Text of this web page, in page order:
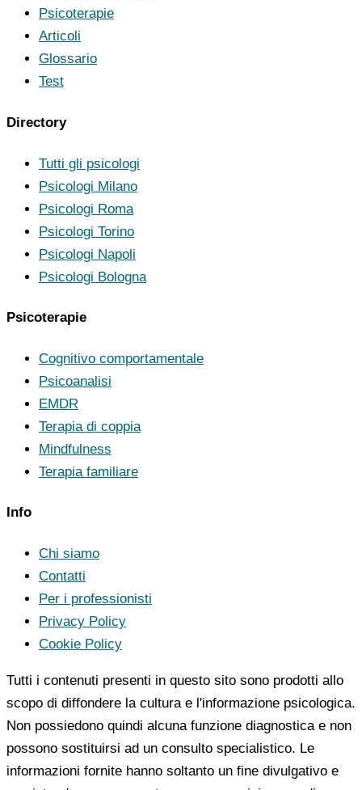
Psicoterapie
Articoli
Glossario
Test
Directory
Tutti gli psicologi
Psicologi Milano
Psicologi Roma
Psicologi Torino
Psicologi Napoli
Psicologi Bologna
Psicoterapie
Cognitivo comportamentale
Psicoanalisi
EMDR
Terapia di coppia
Mindfulness
Terapia familiare
Info
Chi siamo
Contatti
Per i professionisti
Privacy Policy
Cookie Policy
Tutti i contenuti presenti in questo sito sono prodotti allo
scopo di diffondere la cultura e l'informazione psicologica.
Non possiedono quindi alcuna funzione diagnostica e non
possono sostituirsi ad un consulto specialistico. Le
informazioni fornite hanno soltanto un fine divulgativo e